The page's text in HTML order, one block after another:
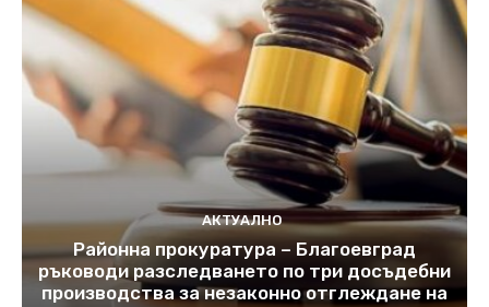
АКТУАЛНО
Районна прокуратура – Благоевград
ръководи разследването по три досъдебни
производства за незаконно отглеждане на